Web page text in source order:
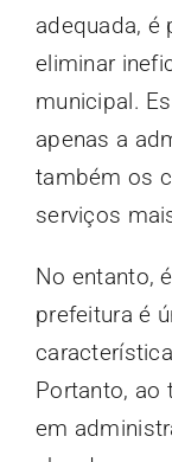
adequada, é
eliminar
municipal.
apenas a
também os
serviços
No entanto,
prefeitura é
Portanto, ao
em